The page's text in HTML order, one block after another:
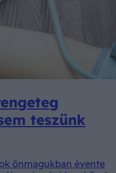
teszünk
önmagukban évente